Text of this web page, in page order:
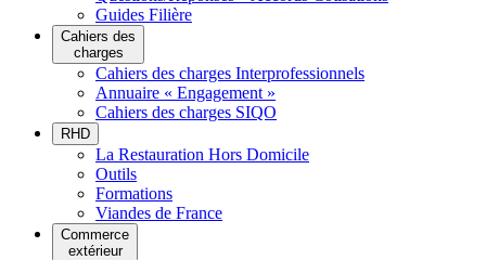
Guides Filière
Cahiers des
charges
Cahiers des charges Interprofessionnels
Annuaire « Engagement »
Cahiers des charges SIQO
RHD
La Restauration Hors Domicile
Outils
Formations
Viandes de France
Commerce
extérieur